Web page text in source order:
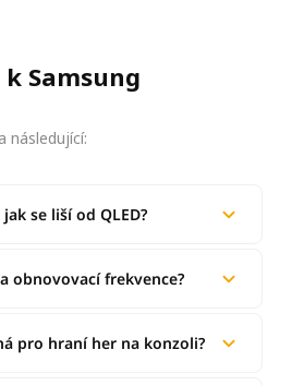
Samsung
následující:
se liší od QLED?
obnovovací frekvence?
pro hraní her na konzoli?